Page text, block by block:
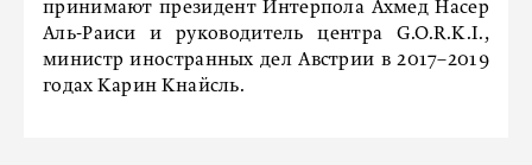
принимают президент Интерпола Ахмед Насер
Аль-Раиси и руководитель центра G.O.R.K.I.,
министр иностранных дел Австрии в 2017–2019
годах Карин Кнайсль.